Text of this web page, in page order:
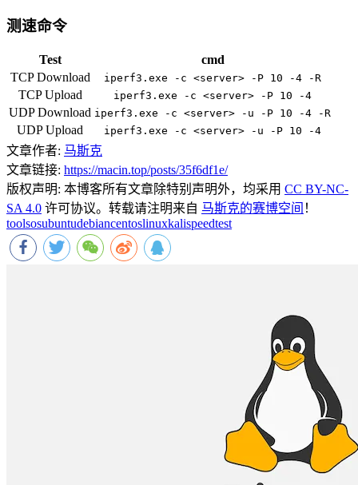
测速命令
Test
cmd
TCP Download
iperf3.exe -c <server> -P 10 -4 -R
TCP Upload iperf3.exe -c <server> -P 10 -4
UDP Download iperf3.exe -c <server> -u -P 10 -4 -R
UDP Upload iperf3.exe -c <server> -u -P 10 -4
文章作者: 马斯克
文章链接: https://macin.top/posts/35f6df1e/
版权声明: 本博客所有文章除特别声明外，均采用 CC BY-NC-
SA 4.0 许可协议。转载请注明来自 马斯克的赛博空间 ！
toolsosubuntudebiancentoslinuxkalispeedtest